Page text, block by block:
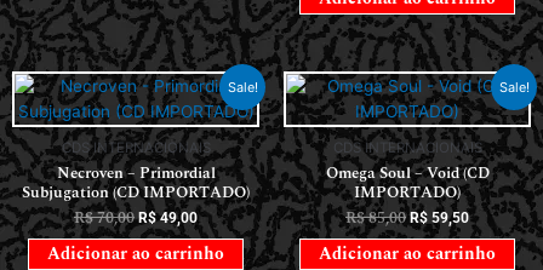
Sale!
CDS INTERNACIONAIS
Necroven – Primordial
Subjugation (CD IMPORTADO)
R$70,00 R$49,00
Adicionar ao carrinho
Sale!
CDS INTERNACIONAIS
Omega Soul – Void (CD
IMPORTADO)
R$85,00 R$ 59,50
Adicionar ao carrinho